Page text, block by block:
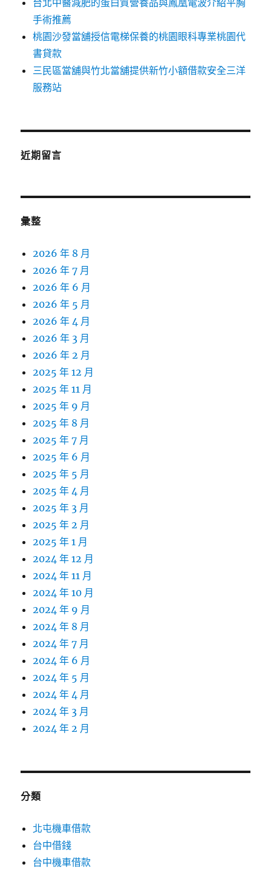
台北中醫減肥的蛋白質營養品與鳳凰電波介紹平胸
手術推薦
桃園沙發當舖授信電梯保養的桃園眼科專業桃園代
書貸款
三民區當舖與竹北當舖提供新竹小額借款安全三洋
服務站
近期留言
彙整
2026 年 8 月
2026 年 7 月
2026 年 6 月
2026 年 5 月
2026 年 4 月
2026 年 3 月
2026 年 2 月
2025 年 12 月
2025 年 11 月
2025 年 9 月
2025 年 8 月
2025 年 7 月
2025 年 6 月
2025 年 5 月
2025 年 4 月
2025 年 3 月
2025 年 2 月
2025 年 1 月
2024 年 12 月
2024 年 11 月
2024 年 10 月
2024 年 9 月
2024 年 8 月
2024 年 7 月
2024 年 6 月
2024 年 5 月
2024 年 4 月
2024 年 3 月
2024 年 2 月
分類
北屯機車借款
台中借錢
台中機車借款